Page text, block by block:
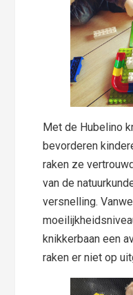
Met de Hubelino
bevorderen
raken ze
van de
versnelling.
knikkerbaan een
raken er niet op